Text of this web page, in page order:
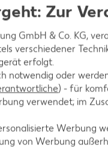
beträufeln und
und die
Zur
GmbH & Co. KG,
verschiedener
erfolgt.
notwendig oder
) - für
verwendet; im
Werbung
von Werbung